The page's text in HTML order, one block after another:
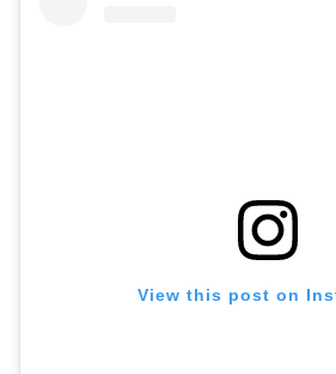
View this post on